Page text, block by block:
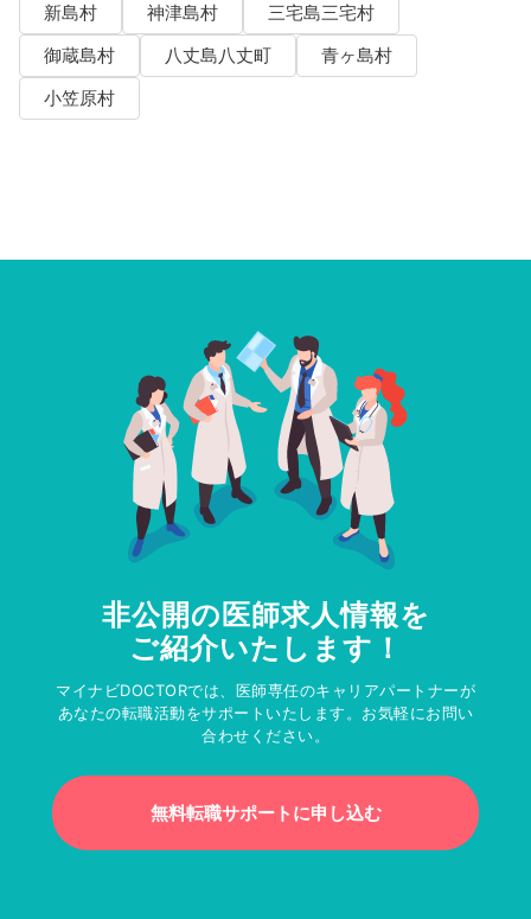
新島村
神津島村
三宅島三宅村
御蔵島村
八丈島八丈町
青ヶ島村
小笠原村
非公開の医師求人情報を
ご紹介いたします！
マイナビDOCTORでは、医師専任のキャリアパートナーが
あなたの転職活動をサポートいたします。お気軽にお問い
合わせください。
無料転職サポートに申し込む